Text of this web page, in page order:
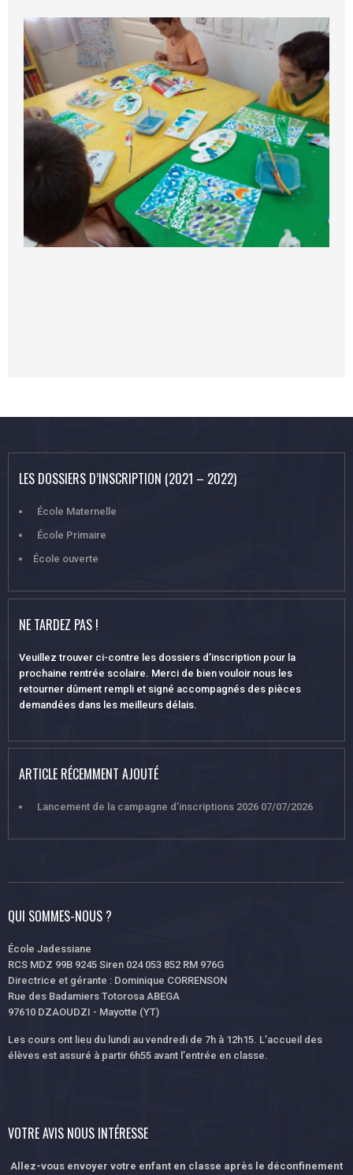
LES DOSSIERS D’INSCRIPTION (2021 – 2022)
École Maternelle
École Primaire
École ouverte
NE TARDEZ PAS !
Veuillez trouver ci-contre les dossiers d’inscription pour la
prochaine rentrée scolaire. Merci de bien vouloir nous les
retourner dûment rempli et signé accompagnés des pièces
demandées dans les meilleurs délais.
ARTICLE RÉCEMMENT AJOUTÉ
Lancement de la campagne d’inscriptions 2026 07/07/2026
QUI SOMMES-NOUS ?
École Jadessiane
RCS MDZ 99B 9245 Siren 024 053 852 RM 976G
Directrice et gérante : Dominique CORRENSON
Rue des Badamiers Totorosa ABEGA
97610 DZAOUDZI - Mayotte (YT)
Les cours ont lieu du lundi au vendredi de 7h à 12h15. L’accueil des
élèves est assuré à partir 6h55 avant l’entrée en classe.
VOTRE AVIS NOUS INTÉRESSE
Allez-vous envoyer votre enfant en classe après le déconfinement